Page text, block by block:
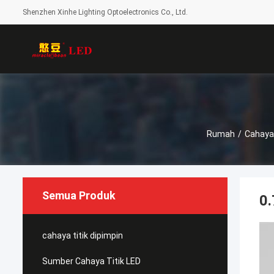
Shenzhen Xinhe Lighting Optoelectronics Co., Ltd.
Rumah /
Semua Produk
cahaya titik dipimpin
Sumber Cahaya Titik LED